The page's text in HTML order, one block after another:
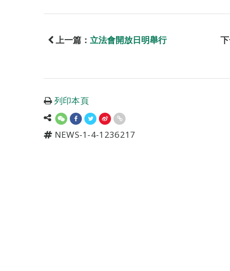
上一篇： 立法會開放日明舉行
列印本頁
NEWS-1-4-1236217